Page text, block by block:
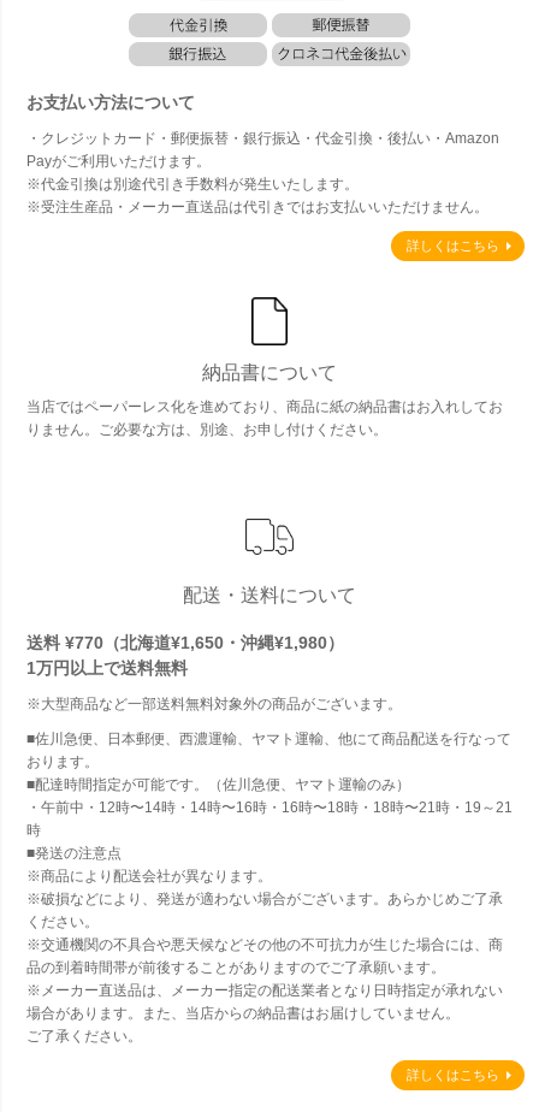
お支払い方法について
・クレジットカード・郵便振替・銀行振込・代金引換・後払い・Amazon
Payがご利用いただけます。
※代金引換は別途代引き手数料が発生いたします。
※受注生産品・メーカー直送品は代引きではお支払いいただけません。
詳しくはこちら
納品書について
当店ではペーパーレス化を進めており、商品に紙の納品書はお入れしてお
りません。ご必要な方は、別途、お申し付けください。
配送・送料について
送料 ¥770（北海道¥1,650・沖縄¥1,980）
1万円以上で送料無料
※大型商品など一部送料無料対象外の商品がございます。
■佐川急便、日本郵便、西濃運輸、ヤマト運輸、他にて商品配送を行なって
おります。
■配達時間指定が可能です。（佐川急便、ヤマト運輸のみ）
・午前中・12時〜14時・14時〜16時・16時〜18時・18時〜21時・19～21
時
■発送の注意点
※商品により配送会社が異なります。
※破損などにより、発送が適わない場合がございます。あらかじめご了承
ください。
※交通機関の不具合や悪天候などその他の不可抗力が生じた場合には、商
品の到着時間帯が前後することがありますのでご了承願います。
※メーカー直送品は、メーカー指定の配送業者となり日時指定が承れない
場合があります。また、当店からの納品書はお届けしていません。
ご了承ください。
詳しくはこちら